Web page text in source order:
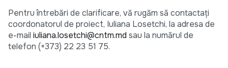
Pentru întrebări de clarificare, vă rugăm să contactați
coordonatorul de proiect, Iuliana Losetchi, la adresa de
e-mail iuliana.losetchi@cntm.md sau la numărul de
telefon (+373) 22 23 51 75.